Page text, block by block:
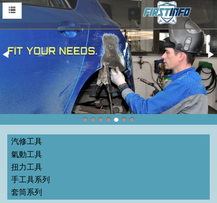
汽修工具
氣動工具
扭力工具
手工具系列
套筒系列